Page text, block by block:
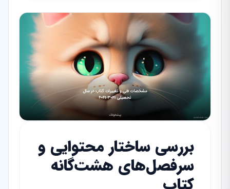
بررسی ساختار محتوایی و
سرفصل‌های هشت‌گانه